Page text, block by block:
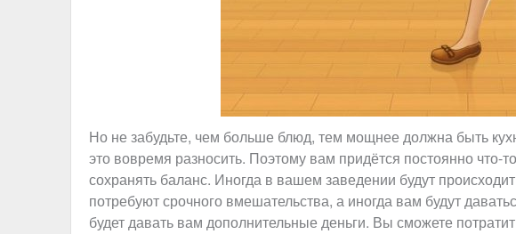
Но не забудьте, чем больше блюд, тем мощнее должна быть
это вовремя разносить. Поэтому вам придётся постоянно что-
сохранять баланс. Иногда в вашем заведении будут
потребуют срочного вмешательства, а иногда вам будут
будет давать вам дополнительные деньги. Вы сможете